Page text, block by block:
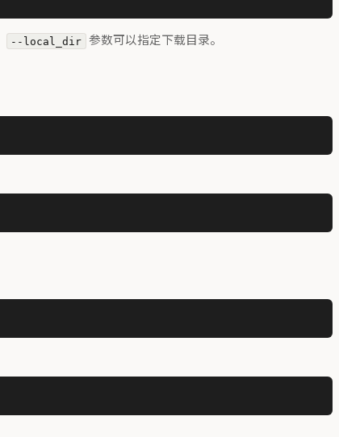
--local_dir 参数可以指定下载目录。